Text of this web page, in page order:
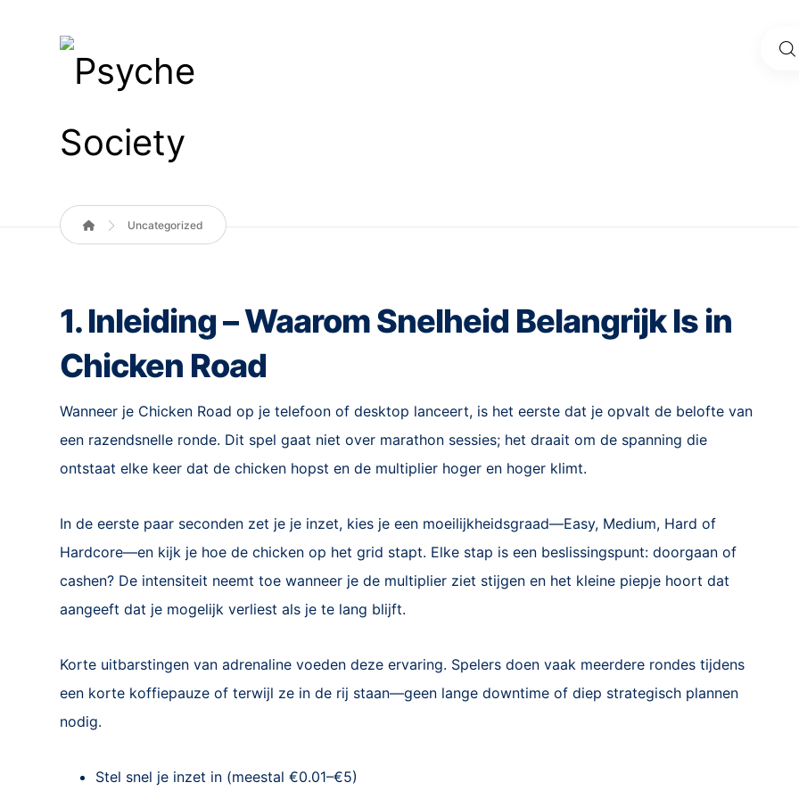
Uncategorized
1. Inleiding – Waarom Snelheid Belangrijk Is in
Chicken Road
Wanneer je Chicken Road op je telefoon of desktop lanceert, is het eerste dat je opvalt de belofte van
een razendsnelle ronde. Dit spel gaat niet over marathon sessies; het draait om de spanning die
ontstaat elke keer dat de chicken hopst en de multiplier hoger en hoger klimt.
In de eerste paar seconden zet je je inzet, kies je een moeilijkheidsgraad—Easy, Medium, Hard of
Hardcore—en kijk je hoe de chicken op het grid stapt. Elke stap is een beslissingspunt: doorgaan of
cashen? De intensiteit neemt toe wanneer je de multiplier ziet stijgen en het kleine piepje hoort dat
aangeeft dat je mogelijk verliest als je te lang blijft.
Korte uitbarstingen van adrenaline voeden deze ervaring. Spelers doen vaak meerdere rondes tijdens
een korte koffiepauze of terwijl ze in de rij staan—geen lange downtime of diep strategisch plannen
nodig.
Stel snel je inzet in (meestal €0.01–€5)